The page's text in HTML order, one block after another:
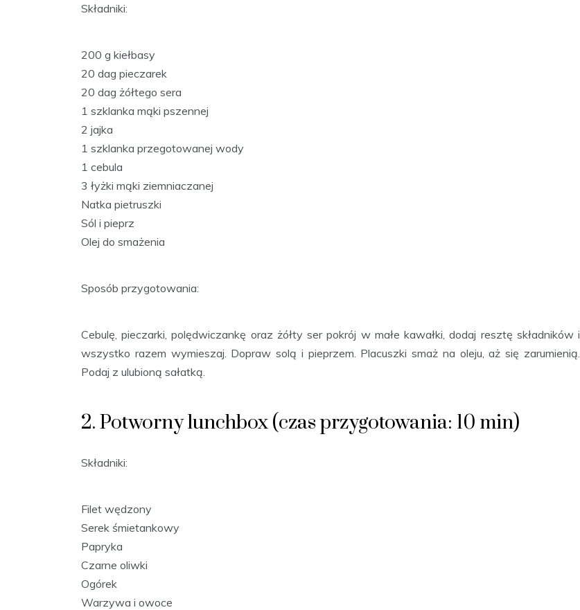
Składniki:
200 g kiełbasy
20 dag pieczarek
20 dag żółtego sera
1 szklanka mąki pszennej
2 jajka
1 szklanka przegotowanej wody
1 cebula
3 łyżki mąki ziemniaczanej
Natka pietruszki
Sól i pieprz
Olej do smażenia
Sposób przygotowania:
Cebulę, pieczarki, polędwiczankę oraz żółty ser pokrój w małe kawałki, dodaj resztę składników i
wszystko razem wymieszaj. Dopraw solą i pieprzem. Placuszki smaż na oleju, aż się zarumienią.
Podaj z ulubioną sałatką.
2. Potworny lunchbox (czas przygotowania: 10 min)
Składniki:
Filet wędzony
Serek śmietankowy
Papryka
Czarne oliwki
Ogórek
Warzywa i owoce